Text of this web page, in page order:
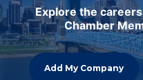
Explore the
Chamber
Add My Company